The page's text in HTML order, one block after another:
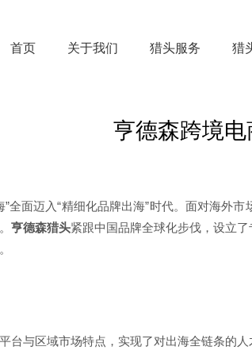
首页 关于我们 猎头服务 猎
亨德森跨境
全面迈入“精细化品牌出海”时代。面对海外
亨德森猎头紧跟中国品牌全球化步伐，设立
台与区域市场特点，实现了对出海全链条的